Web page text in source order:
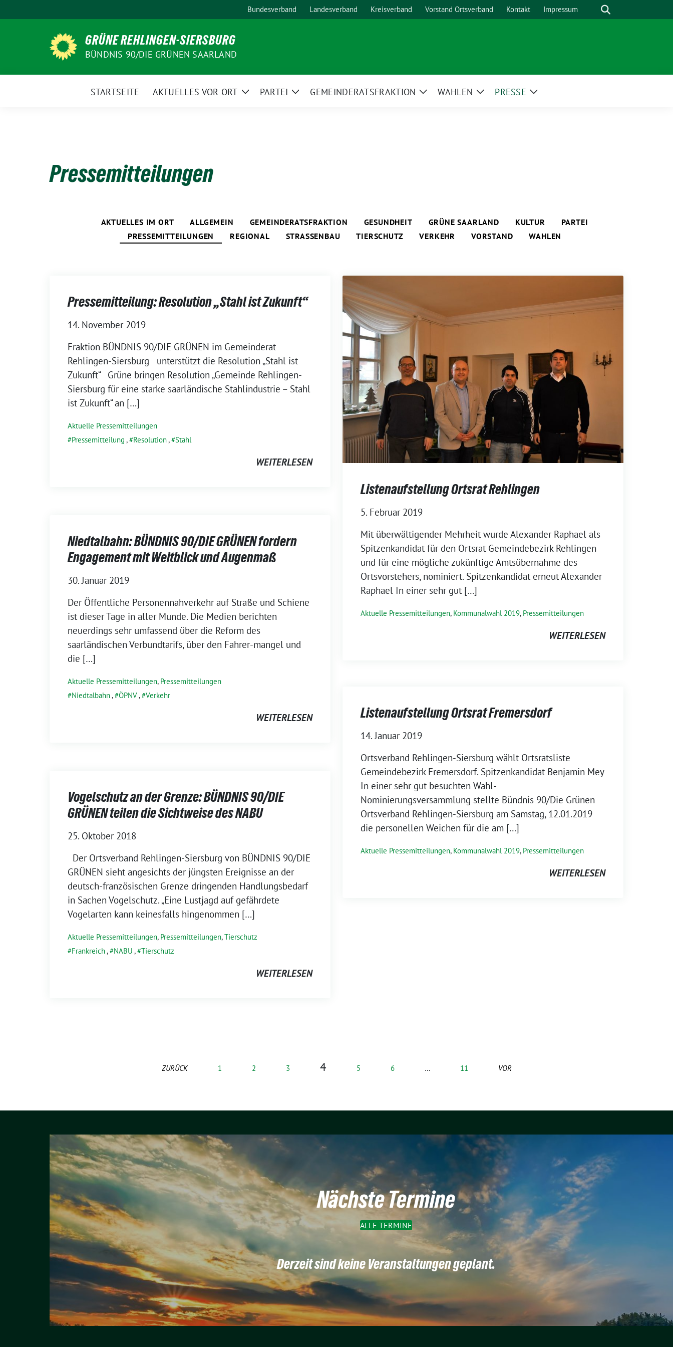
zum
Bundesverband Landesverband Kreisverband Vorstand Ortsverband Kontakt Impressum Suche
GRÜNE REHLINGEN-SIERSBURG
BÜNDNIS 90/DIE GRÜNEN SAARLAND
STARTSEITE AKTUELLES VOR ORT
ZeigePARTEI
ZeigeGEMEINDERATSFRAKTION
ZeigeWAHLEN
ZeigePRESSE
Zeige
Pressemitteilungen
AKTUELLES IM ORT ALLGEMEIN GEMEINDERATSFRAKTION GESUNDHEIT GRÜNE SAARLAND KULTUR
PARTEI
PRESSEMITTEILUNGEN
REGIONAL STRASSENBAU TIERSCHUTZ VERKEHR VORSTAND WAHLEN
Pressemitteilung: Resolution „Stahl ist Zukunft“
14. November 2019
Fraktion BÜNDNIS 90/DIE GRÜNEN im Gemeinderat
Rehlingen-Siersburg unterstützt die Resolution „Stahl ist
Zukunft“ Grüne bringen Resolution „Gemeinde Rehlingen-
Siersburg für eine starke saarländische Stahlindustrie – Stahl
ist Zukunft“ an […]
Aktuelle Pressemitteilungen
Pressemitteilung , Resolution, Stahl
WEITERLESEN
Listenaufstellung Ortsrat Rehlingen
5. Februar 2019
Mit überwältigender Mehrheit wurde Alexander Raphael als
Spitzenkandidat für den Ortsrat Gemeindebezirk Rehlingen
und für eine mögliche zukünftige Amtsübernahme des
Ortsvorstehers, nominiert. Spitzenkandidat erneut Alexander
Raphael In einer sehr gut […]
Aktuelle Pressemitteilungen, Kommunalwahl 2019, Pressemitteilungen
WEITERLESEN
Niedtalbahn: BÜNDNIS 90/DIE GRÜNEN fordern
Engagement mit Weitblick und Augenmaß
30. Januar 2019
Der Öffentliche Personennahverkehr auf Straße und Schiene
ist dieser Tage in aller Munde. Die Medien berichten
neuerdings sehr umfassend über die Reform des
saarländischen Verbundtarifs, über den Fahrer-mangel und
die […]
Aktuelle Pressemitteilungen, Pressemitteilungen
Niedtalbahn, ÖPNV, Verkehr
WEITERLESEN Listenaufstellung Ortsrat Fremersdorf
14. Januar 2019
Ortsverband Rehlingen-Siersburg wählt Ortsratsliste
Gemeindebezirk Fremersdorf. Spitzenkandidat Benjamin Mey
In einer sehr gut besuchten Wahl-
Nominierungsversammlung stellte Bündnis 90/Die Grünen
Ortsverband Rehlingen-Siersburg am Samstag, 12.01.2019
die personellen Weichen für die am […]
Aktuelle Pressemitteilungen, Kommunalwahl 2019, Pressemitteilungen
WEITERLESEN
Vogelschutz an der Grenze: BÜNDNIS 90/DIE
GRÜNEN teilen die Sichtweise des NABU
25. Oktober 2018
Der Ortsverband Rehlingen-Siersburg von BÜNDNIS 90/DIE
GRÜNEN sieht angesichts der jüngsten Ereignisse an der
deutsch-französischen Grenze dringenden Handlungsbedarf
in Sachen Vogelschutz. „Eine Lustjagd auf gefährdete
Vogelarten kann keinesfalls hingenommen […]
Aktuelle Pressemitteilungen, Pressemitteilungen,Tierschutz
Frankreich, NABU , Tierschutz
WEITERLESEN
ZURÜCK 1 2 3 4 5 6 … 11 VOR
Nächste Termine
ALLE TERMINE
Derzeit sind keine Veranstaltungen geplant.